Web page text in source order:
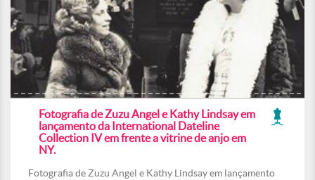
Fotografia de Zuzu Angel e Kathy Lindsay em
lançamento da International Dateline
Collection IV em frente a vitrine de anjo em
NY.
Fotografia de Zuzu Angel e Kathy Lindsay em lançamento